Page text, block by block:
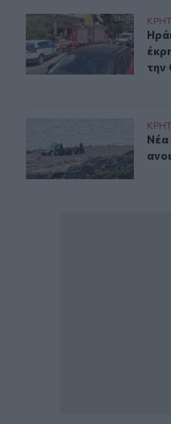
Ηράκλειο: Μια
την
Νέα επιχείρηση για
Νέα
Νέα